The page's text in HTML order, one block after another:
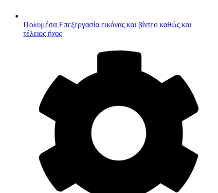
Πολυμέσα Επεξεργασία εικόνας και βίντεο καθώς και
τέλειος ήχος